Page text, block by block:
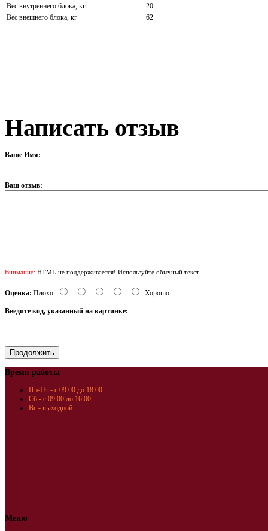
Вес внутреннего блока, кг
20
Вес внешнего блока, кг
62
Написать отзыв
Ваше Имя:
Ваш отзыв:
Внимание: HTML не поддерживается! Используйте обычный текст.
Оценка: Плохо Хорошо
Введите код, указанный на картинке:
Время работы
Пн-Пт - с 09:00 до 18:00
Сб - с 09:00 до 16:00
Вс - выходной
Меню